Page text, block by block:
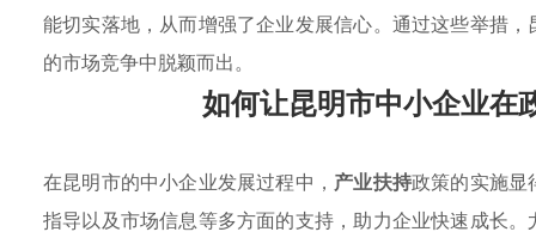
能切实落地，从而增强了企业发展信心。通过这些举措
的市场竞争中脱颖而出。
如何让昆明市中小企业在
在昆明市的中小企业发展过程中， 产业扶持政策的实施显
指导以及市场信息等多方面的支持，助力企业快速成长。